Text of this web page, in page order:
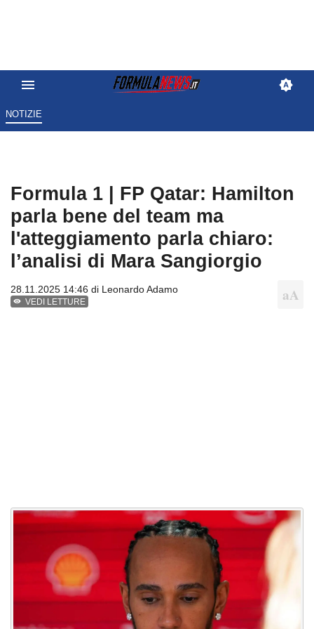
NOTIZIE
Formula 1 | FP Qatar: Hamilton
parla bene del team ma
l'atteggiamento parla chiaro:
l’analisi di Mara Sangiorgio
28.11.2025 14:46 di Leonardo Adamo
VEDI LETTURE